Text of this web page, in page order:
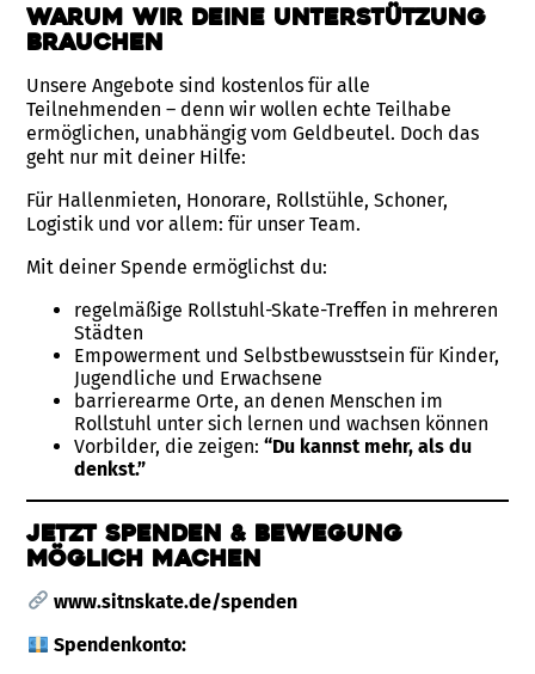
Warum wir deine Unterstützung
brauchen
Unsere Angebote sind kostenlos für alle
Teilnehmenden – denn wir wollen echte Teilhabe
ermöglichen, unabhängig vom Geldbeutel. Doch das
geht nur mit deiner Hilfe:
Für Hallenmieten, Honorare, Rollstühle, Schoner,
Logistik und vor allem: für unser Team.
Mit deiner Spende ermöglichst du:
regelmäßige Rollstuhl-Skate-Treffen in mehreren
Städten
Empowerment und Selbstbewusstsein für Kinder,
Jugendliche und Erwachsene
barrierearme Orte, an denen Menschen im
Rollstuhl unter sich lernen und wachsen können
Vorbilder, die zeigen:“Du kannst mehr, als du
denkst.”
Jetzt spenden & Bewegung
möglich machen
www.sitnskate.de/spenden
Spendenkonto: